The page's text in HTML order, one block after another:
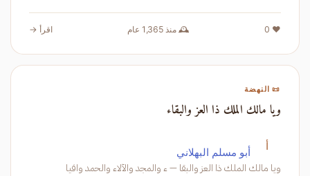
❤️ 0 🕰️ منذ 1,365 عام اقرأ →
📜 النهضة
ويا مالك الملك ذا العز والبقاء
أ أبو مسلم البهلاني
ويا مالك الملك ذا العز والبقا — ء والمجد والآلاء والحمد وافيا